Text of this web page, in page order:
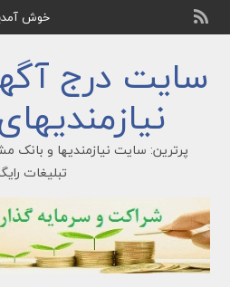
خوش
سایت درج
پرترین: سایت نیازمندیها و بانک
تبلیغات